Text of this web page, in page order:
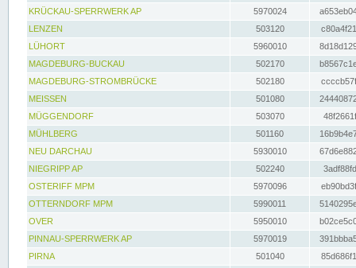
KRÜCKAU-SPERRWERK AP
5970024
LENZEN
503120
LÜHORT
5960010
MAGDEBURG-BUCKAU
502170
MAGDEBURG-STROMBRÜCKE
502180
MEISSEN
501080
MÜGGENDORF
503070
MÜHLBERG
501160
NEU DARCHAU
5930010
NIEGRIPP AP
502240
OSTERIFF MPM
5970096
OTTERNDORF MPM
5990011
OVER
5950010
PINNAU-SPERRWERK AP
5970019
PIRNA
501040